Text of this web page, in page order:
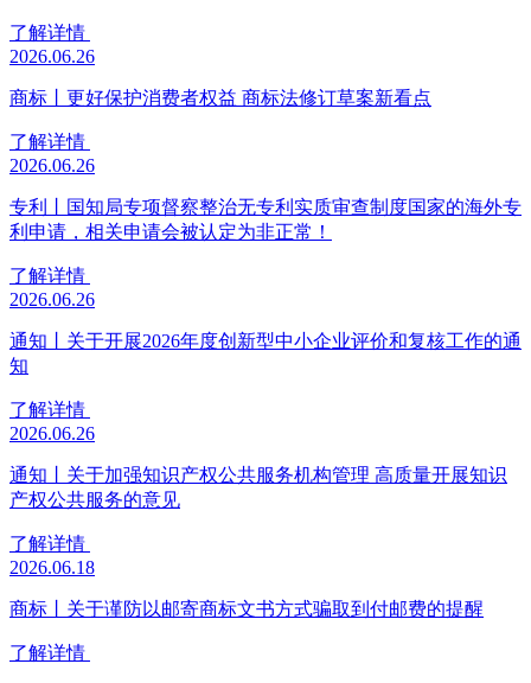
了解详情
2026.06.26
商标丨更好保护消费者权益 商标法修订草案新看点
了解详情
2026.06.26
专利丨国知局专项督察整治无专利实质审查制度国家的海外专
利申请，相关申请会被认定为非正常！
了解详情
2026.06.26
通知丨关于开展2026年度创新型中小企业评价和复核工作的通
知
了解详情
2026.06.26
通知丨关于加强知识产权公共服务机构管理 高质量开展知识
产权公共服务的意见
了解详情
2026.06.18
商标丨关于谨防以邮寄商标文书方式骗取到付邮费的提醒
了解详情